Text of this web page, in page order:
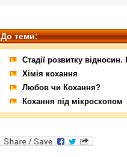
До теми:
Стадії розвитку
Хімія кохання
Любов чи Кохання?
Кохання під мікроскопом